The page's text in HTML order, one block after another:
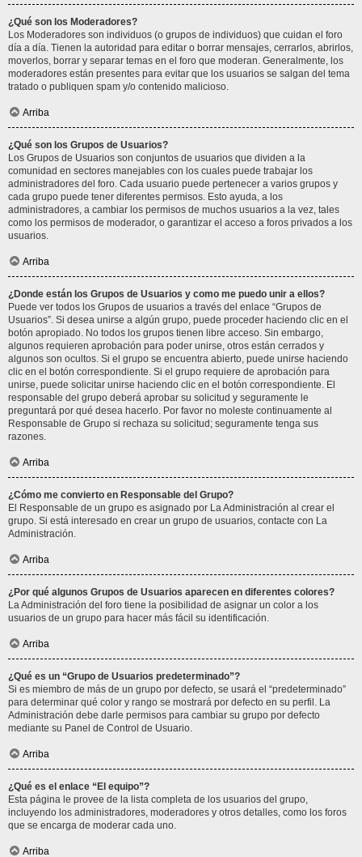
¿Qué son los Moderadores?
Los Moderadores son individuos (o grupos de individuos) que cuidan el foro
día a día. Tienen la autoridad para editar o borrar mensajes, cerrarlos, abrirlos,
moverlos, borrar y separar temas en el foro que moderan. Generalmente, los
moderadores están presentes para evitar que los usuarios se salgan del tema
tratado o publiquen spam y/o contenido malicioso.
Arriba
¿Qué son los Grupos de Usuarios?
Los Grupos de Usuarios son conjuntos de usuarios que dividen a la
comunidad en sectores manejables con los cuales puede trabajar los
administradores del foro. Cada usuario puede pertenecer a varios grupos y
cada grupo puede tener diferentes permisos. Esto ayuda, a los
administradores, a cambiar los permisos de muchos usuarios a la vez, tales
como los permisos de moderador, o garantizar el acceso a foros privados a los
usuarios.
Arriba
¿Donde están los Grupos de Usuarios y como me puedo unir a ellos?
Puede ver todos los Grupos de usuarios a través del enlace “Grupos de
Usuarios”. Si desea unirse a algún grupo, puede proceder haciendo clic en el
botón apropiado. No todos los grupos tienen libre acceso. Sin embargo,
algunos requieren aprobación para poder unirse, otros están cerrados y
algunos son ocultos. Si el grupo se encuentra abierto, puede unirse haciendo
clic en el botón correspondiente. Si el grupo requiere de aprobación para
unirse, puede solicitar unirse haciendo clic en el botón correspondiente. El
responsable del grupo deberá aprobar su solicitud y seguramente le
preguntará por qué desea hacerlo. Por favor no moleste continuamente al
Responsable de Grupo si rechaza su solicitud; seguramente tenga sus
razones.
Arriba
¿Cómo me convierto en Responsable del Grupo?
El Responsable de un grupo es asignado por La Administración al crear el
grupo. Si está interesado en crear un grupo de usuarios, contacte con La
Administración.
Arriba
¿Por qué algunos Grupos de Usuarios aparecen en diferentes colores?
La Administración del foro tiene la posibilidad de asignar un color a los
usuarios de un grupo para hacer más fácil su identificación.
Arriba
¿Qué es un “Grupo de Usuarios predeterminado”?
Si es miembro de más de un grupo por defecto, se usará el “predeterminado”
para determinar qué color y rango se mostrará por defecto en su perfil. La
Administración debe darle permisos para cambiar su grupo por defecto
mediante su Panel de Control de Usuario.
Arriba
¿Qué es el enlace “El equipo”?
Esta página le provee de la lista completa de los usuarios del grupo,
incluyendo los administradores, moderadores y otros detalles, como los foros
que se encarga de moderar cada uno.
Arriba